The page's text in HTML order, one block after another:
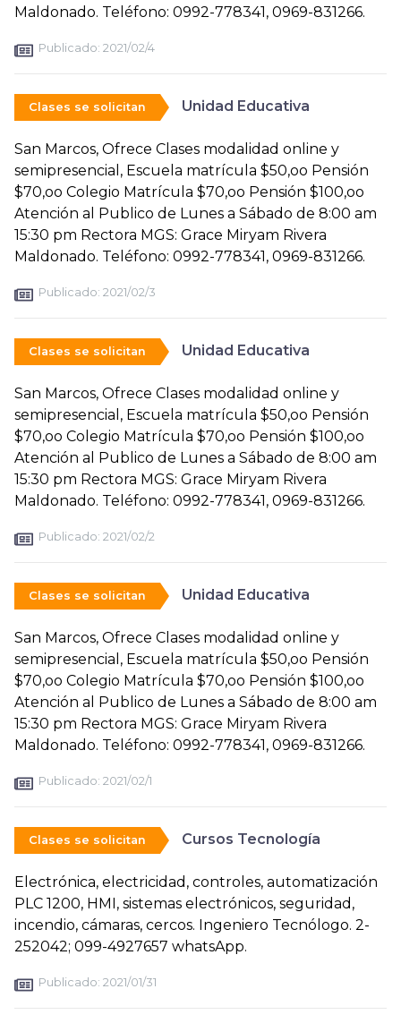
Maldonado. Teléfono: 0992-778341, 0969-831266.
Publicado: 2021/02/4
Clases se solicitan Unidad Educativa
San Marcos, Ofrece Clases modalidad online y
semipresencial, Escuela matrícula $50,oo Pensión
$70,oo Colegio Matrícula $70,oo Pensión $100,oo
Atención al Publico de Lunes a Sábado de 8:00 am
15:30 pm Rectora MGS: Grace Miryam Rivera
Maldonado. Teléfono: 0992-778341, 0969-831266.
Publicado: 2021/02/3
Clases se solicitan Unidad Educativa
San Marcos, Ofrece Clases modalidad online y
semipresencial, Escuela matrícula $50,oo Pensión
$70,oo Colegio Matrícula $70,oo Pensión $100,oo
Atención al Publico de Lunes a Sábado de 8:00 am
15:30 pm Rectora MGS: Grace Miryam Rivera
Maldonado. Teléfono: 0992-778341, 0969-831266.
Publicado: 2021/02/2
Clases se solicitan Unidad Educativa
San Marcos, Ofrece Clases modalidad online y
semipresencial, Escuela matrícula $50,oo Pensión
$70,oo Colegio Matrícula $70,oo Pensión $100,oo
Atención al Publico de Lunes a Sábado de 8:00 am
15:30 pm Rectora MGS: Grace Miryam Rivera
Maldonado. Teléfono: 0992-778341, 0969-831266.
Publicado: 2021/02/1
Clases se solicitan Cursos Tecnología
Electrónica, electricidad, controles, automatización
PLC 1200, HMI, sistemas electrónicos, seguridad,
incendio, cámaras, cercos. Ingeniero Tecnólogo. 2-
252042; 099-4927657 whatsApp.
Publicado: 2021/01/31